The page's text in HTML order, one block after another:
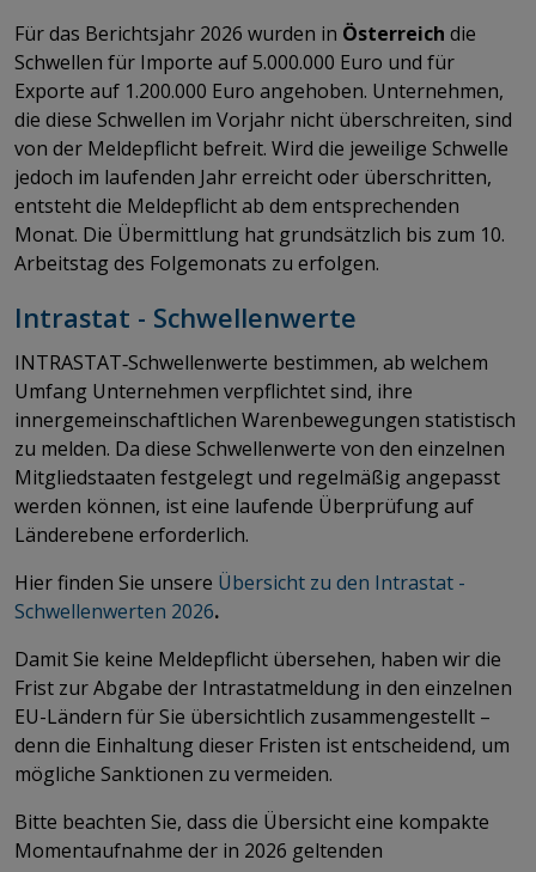
Für das Berichtsjahr 2026 wurden in Österreich die
Schwellen für Importe auf 5.000.000 Euro und für
Exporte auf 1.200.000 Euro angehoben. Unternehmen,
die diese Schwellen im Vorjahr nicht überschreiten, sind
von der Meldepflicht befreit. Wird die jeweilige Schwelle
jedoch im laufenden Jahr erreicht oder überschritten,
entsteht die Meldepflicht ab dem entsprechenden
Monat. Die Übermittlung hat grundsätzlich bis zum 10.
Arbeitstag des Folgemonats zu erfolgen.
Intrastat - Schwellenwerte
INTRASTAT‑Schwellenwerte bestimmen, ab welchem
Umfang Unternehmen verpflichtet sind, ihre
innergemeinschaftlichen Warenbewegungen statistisch
zu melden. Da diese Schwellenwerte von den einzelnen
Mitgliedstaaten festgelegt und regelmäßig angepasst
werden können, ist eine laufende Überprüfung auf
Länderebene erforderlich.
Hier finden Sie unsere Übersicht zu den Intrastat -
Schwellenwerten 2026.
Damit Sie keine Meldepflicht übersehen, haben wir die
Frist zur Abgabe der Intrastatmeldung in den einzelnen
EU-Ländern für Sie übersichtlich zusammengestellt –
denn die Einhaltung dieser Fristen ist entscheidend, um
mögliche Sanktionen zu vermeiden.
Bitte beachten Sie, dass die Übersicht eine kompakte
Momentaufnahme der in 2026 geltenden